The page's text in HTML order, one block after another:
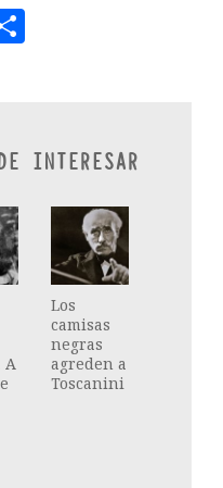
INTERESAR
A
Los
camisas
negras
agreden a
Toscanini